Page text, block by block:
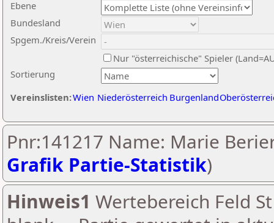
Ebene
Sortierung
Bundesland
Spgem./Kreis/Verein
Nur "österreichische" Spieler
Vereinslisten:Wien Niederösterreich Burgenland
Pnr:141217 Name: Marie
Grafik Partie-Statistik)
Hinweis1 Wertebereich Feld